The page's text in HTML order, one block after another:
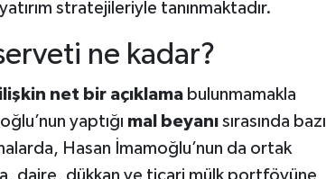
stratejileriyle tanınmaktadır.
ne kadar?
net bir açıklamabulunmamakla
yaptığı mal beyanısırasında bazı
Hasan İmamoğlu’nun da ortak
daire, dükkan ve ticari mülk portföyüne